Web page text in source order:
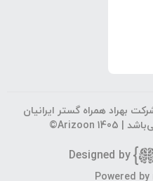
بهراد همراه گستر ایرانیان
|
©Arizoon 1405
Designed by
Powered by